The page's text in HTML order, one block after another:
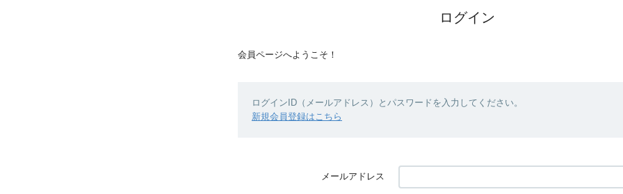
ログイン
会員ページへようこそ！
ログインID（メールアドレス）とパスワードを入力してください。
新規会員登録はこちら
メールアドレス